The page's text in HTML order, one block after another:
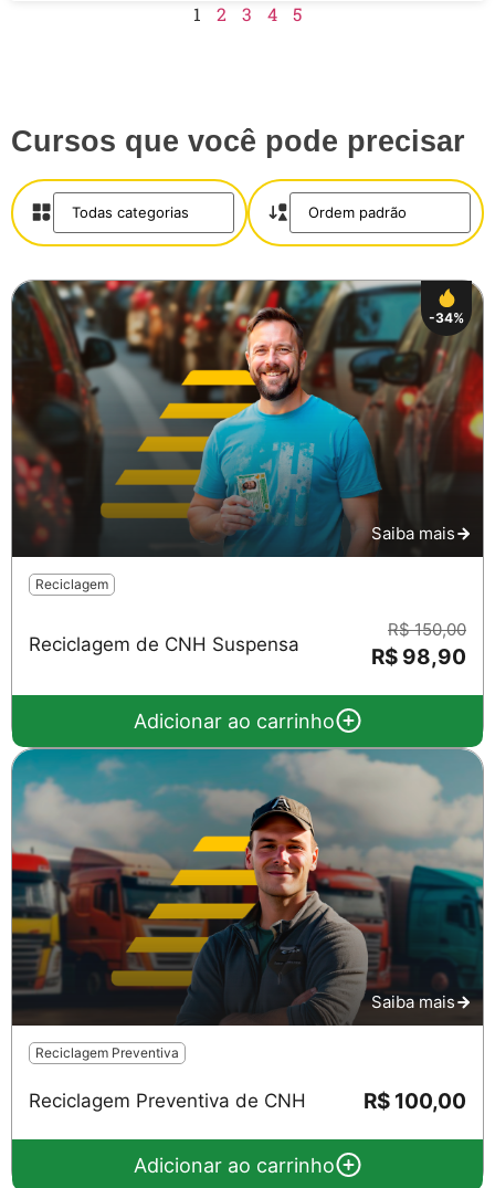
Salvar
1 2 3 4 5
Cursos que você pode precisar
-34%
Saiba mais
Reciclagem
Reciclagem de CNH Suspensa
R$ 150,00
R$ 98,90
Adicionar ao carrinho
Saiba mais
Reciclagem Preventiva
Reciclagem Preventiva de CNH R$ 100,00
Adicionar ao carrinho